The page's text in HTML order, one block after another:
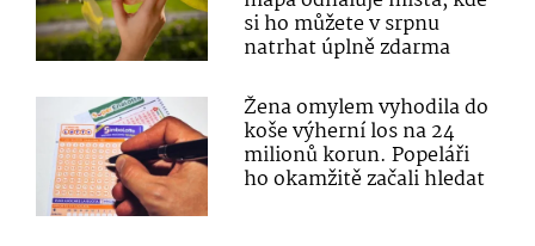
si ho můžete v srpnu
natrhat úplně zdarma
Žena omylem vyhodila do
koše výherní los na 24
milionů korun. Popeláři
ho okamžitě začali hledat